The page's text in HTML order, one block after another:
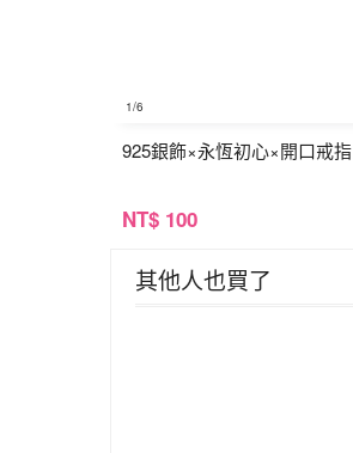
1/6
925銀飾×永恆初心×開口戒指
NT$ 100
其他人也買了